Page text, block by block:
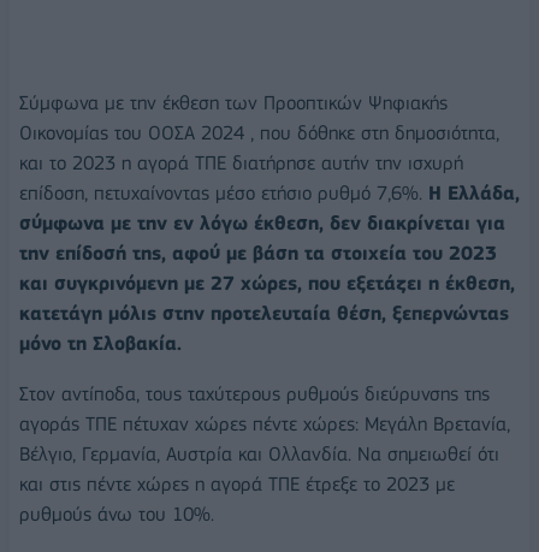
Σύμφωνα με την έκθεση των Προοπτικών Ψηφιακής
Οικονομίας του ΟΟΣΑ 2024 , που δόθηκε στη δημοσιότητα,
και το 2023 η αγορά ΤΠΕ διατήρησε αυτήν την ισχυρή
επίδοση, πετυχαίνοντας μέσο ετήσιο ρυθμό 7,6%. Η Ελλάδα,
σύμφωνα με την εν λόγω έκθεση, δεν διακρίνεται για
την επίδοσή της, αφού με βάση τα στοιχεία του 2023
και συγκρινόμενη με 27 χώρες, που εξετάζει η έκθεση,
κατετάγη μόλις στην προτελευταία θέση, ξεπερνώντας
μόνο τη Σλοβακία.
Στον αντίποδα, τους ταχύτερους ρυθμούς διεύρυνσης της
αγοράς ΤΠΕ πέτυχαν χώρες πέντε χώρες: Μεγάλη Βρετανία,
Βέλγιο, Γερμανία, Αυστρία και Ολλανδία. Να σημειωθεί ότι
και στις πέντε χώρες η αγορά ΤΠΕ έτρεξε το 2023 με
ρυθμούς άνω του 10%.